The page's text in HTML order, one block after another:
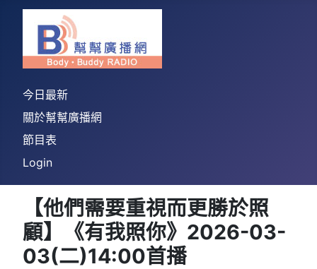
今日最新
關於幫幫廣播網
節目表
Login
【他們需要重視而更勝於照
顧】《有我照你》2026-03-
03(二)14:00首播